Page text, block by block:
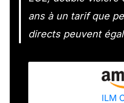
ans à un tarif que
directs peuvent
ILM